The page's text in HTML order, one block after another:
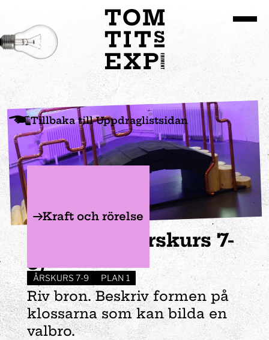
Tillbaka till Uppdraglistsidan
Kraft och rörelse
ÅRSKURS 7-9 PLAN 1
Brovalvet (årskurs 7-
9)
Riv bron. Beskriv formen på
klossarna som kan bilda en
valbro.